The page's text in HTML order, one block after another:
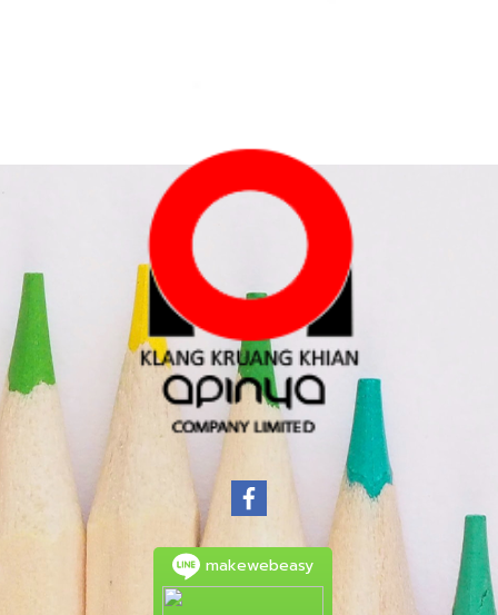
makewebeasy